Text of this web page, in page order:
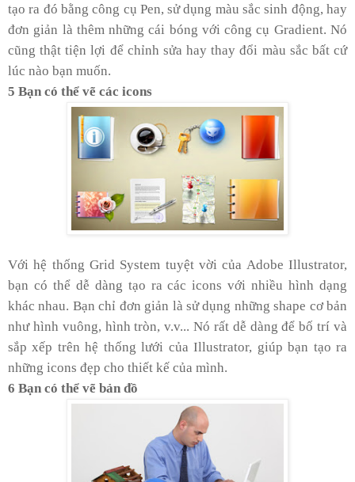
tạo ra đó bằng công cụ Pen, sử dụng màu sắc sinh động, hay
đơn giản là thêm những cái bóng với công cụ Gradient. Nó
cũng thật tiện lợi để chỉnh sửa hay thay đổi màu sắc bất cứ
lúc nào bạn muốn.
5 Bạn có thể vẽ các icons
Với hệ thống Grid System tuyệt vời của Adobe Illustrator,
bạn có thể dễ dàng tạo ra các icons với nhiều hình dạng
khác nhau. Bạn chỉ đơn giản là sử dụng những shape cơ bản
như hình vuông, hình tròn, v.v... Nó rất dễ dàng để bố trí và
sắp xếp trên hệ thống lưới của Illustrator, giúp bạn tạo ra
những icons đẹp cho thiết kế của mình.
6 Bạn có thể vẽ bản đồ